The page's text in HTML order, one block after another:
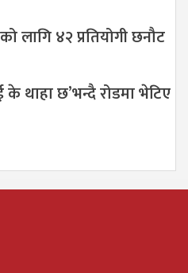
लागि ४२ प्रतियोगी छनौट
के थाहा छ’भन्दै रोडमा भेटिए